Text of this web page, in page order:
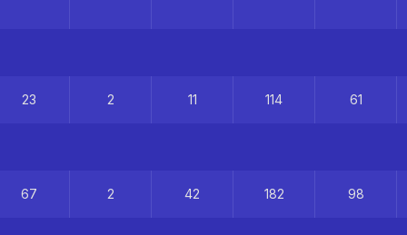
23 2 11 114 61
67 2 42 182 98